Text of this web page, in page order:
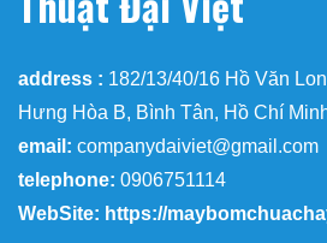
address : 182/13/40/16 Hồ Văn
Hưng Hòa B, Bình Tân, Hồ Chí
email: companydaiviet@gmail.com
telephone: 0906751114
WebSite: https://